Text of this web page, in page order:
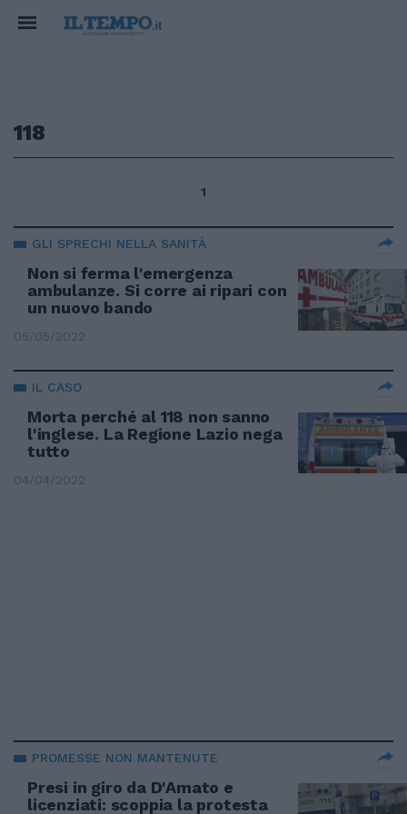
118
1
GLI SPRECHI NELLA SANITÀ
Non si ferma l'emergenza
ambulanze. Si corre ai ripari con
un nuovo bando
05/05/2022
IL CASO
Morta perché al 118 non sanno
l'inglese. La Regione Lazio nega
tutto
04/04/2022
PROMESSE NON MANTENUTE
Presi in giro da D'Amato e
licenziati: scoppia la protesta